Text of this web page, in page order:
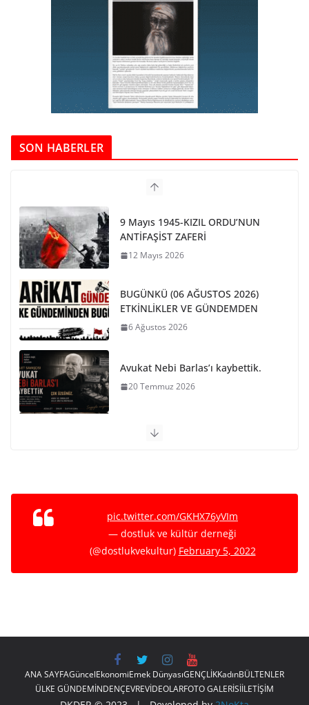
SON HABERLER
9 Mayıs 1945-KIZIL ORDU’NUN
ANTİFAŞİST ZAFERİ
12 Mayıs 2026
BUGÜNKÜ (06 AĞUSTOS 2026)
ETKİNLİKLER VE GÜNDEMDEN
6 Ağustos 2026
Avukat Nebi Barlas’ı kaybettik.
20 Temmuz 2026
PARİS KOMÜNÜ SON BARİKAT
15 Mayıs 2026
pic.twitter.com/GKHX76yVIm
— dostluk ve kültür derneği
(@dostlukvekultur) February 5, 2022
ANA SAYFAGüncelEkonomiEmek DünyasıGENÇLİKKadınBÜLTENLER
ÜLKE GÜNDEMİNDENÇEVREVİDEOLARFOTO GALERİSİİLETİŞİM